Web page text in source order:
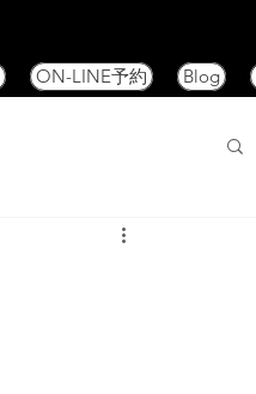
ON-LINE予約 Blog